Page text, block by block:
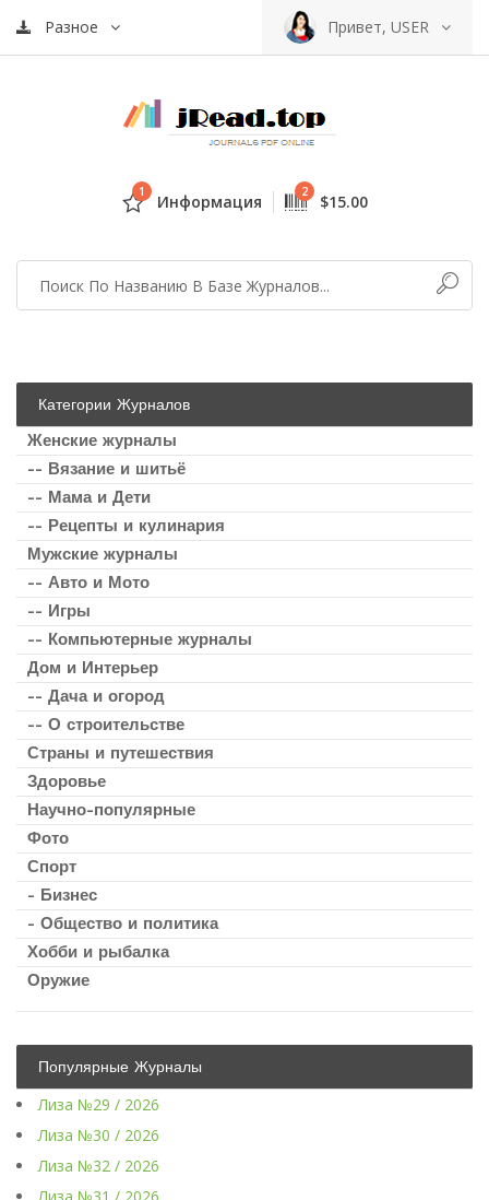
Разное Привет, USER
1 Информация 2 $15.00
Категории Журналов
Женские журналы
-- Вязание и шитьё
-- Мама и Дети
-- Рецепты и кулинария
Мужские журналы
-- Авто и Мото
-- Игры
-- Компьютерные журналы
Дом и Интерьер
-- Дача и огород
-- О строительстве
Страны и путешествия
Здоровье
Научно-популярные
Фото
Спорт
- Бизнес
- Общество и политика
Хобби и рыбалка
Оружие
Популярные Журналы
Лиза №29 / 2026
Лиза №30 / 2026
Лиза №32 / 2026